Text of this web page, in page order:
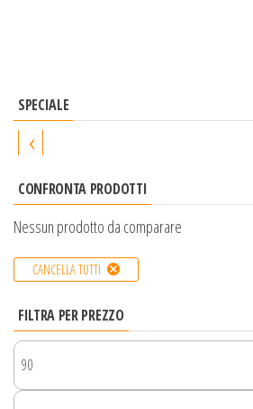
SPECIALE
‹
CONFRONTA PRODOTTI
Nessun prodotto da comparare
CANCELLA TUTTI
FILTRA PER PREZZO